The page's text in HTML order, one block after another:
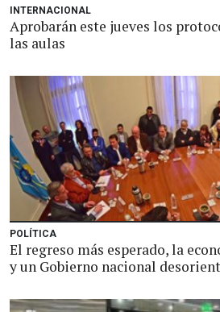
INTERNACIONAL
Aprobarán este jueves los
las aulas
POLÍTICA
El regreso más esperado, la
y un Gobierno nacional